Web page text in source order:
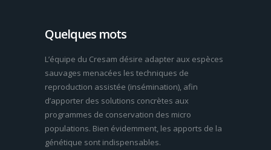
Quelques mots
L’équipe du Cresam désire adapter aux espèces
sauvages menacées les techniques de
reproduction assistée (insémination), afin
d’apporter des solutions concrètes aux
programmes de conservation des micro
populations. Bien évidemment, les apports de la
génétique sont indispensables.